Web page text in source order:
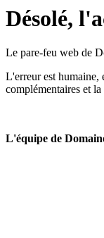
Désolé,
Le pare-feu web de
L'erreur est humaine,
complémentaires et
L'équipe de